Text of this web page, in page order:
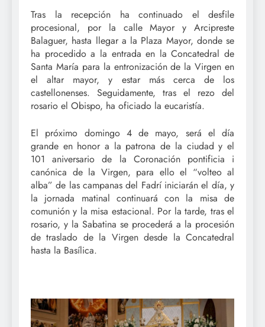
Tras la recepción ha continuado el desfile
procesional, por la calle Mayor y Arcipreste
Balaguer, hasta llegar a la Plaza Mayor, donde se
ha procedido a la entrada en la Concatedral de
Santa María para la entronización de la Virgen en
el altar mayor, y estar más cerca de los
castellonenses. Seguidamente, tras el rezo del
rosario el Obispo, ha oficiado la eucaristía.
El próximo domingo 4 de mayo, será el día
grande en honor a la patrona de la ciudad y el
101 aniversario de la Coronación pontificia i
canónica de la Virgen, para ello el “volteo al
alba” de las campanas del Fadrí iniciarán el día, y
la jornada matinal continuará con la misa de
comunión y la misa estacional. Por la tarde, tras el
rosario, y la Sabatina se procederá a la procesión
de traslado de la Virgen desde la Concatedral
hasta la Basílica.